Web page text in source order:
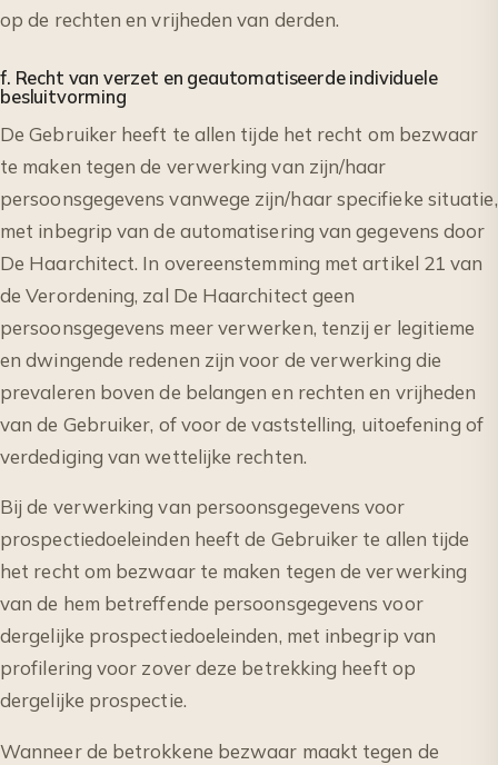
op de rechten en vrijheden van derden.
f. Recht van verzet en geautomatiseerde individuele
besluitvorming
De Gebruiker heeft te allen tijde het recht om bezwaar
te maken tegen de verwerking van zijn/haar
persoonsgegevens vanwege zijn/haar specifieke situatie,
met inbegrip van de automatisering van gegevens door
De Haarchitect. In overeenstemming met artikel 21 van
de Verordening, zal De Haarchitect geen
persoonsgegevens meer verwerken, tenzij er legitieme
en dwingende redenen zijn voor de verwerking die
prevaleren boven de belangen en rechten en vrijheden
van de Gebruiker, of voor de vaststelling, uitoefening of
verdediging van wettelijke rechten.
Bij de verwerking van persoonsgegevens voor
prospectiedoeleinden heeft de Gebruiker te allen tijde
het recht om bezwaar te maken tegen de verwerking
van de hem betreffende persoonsgegevens voor
dergelijke prospectiedoeleinden, met inbegrip van
profilering voor zover deze betrekking heeft op
dergelijke prospectie.
Wanneer de betrokkene bezwaar maakt tegen de